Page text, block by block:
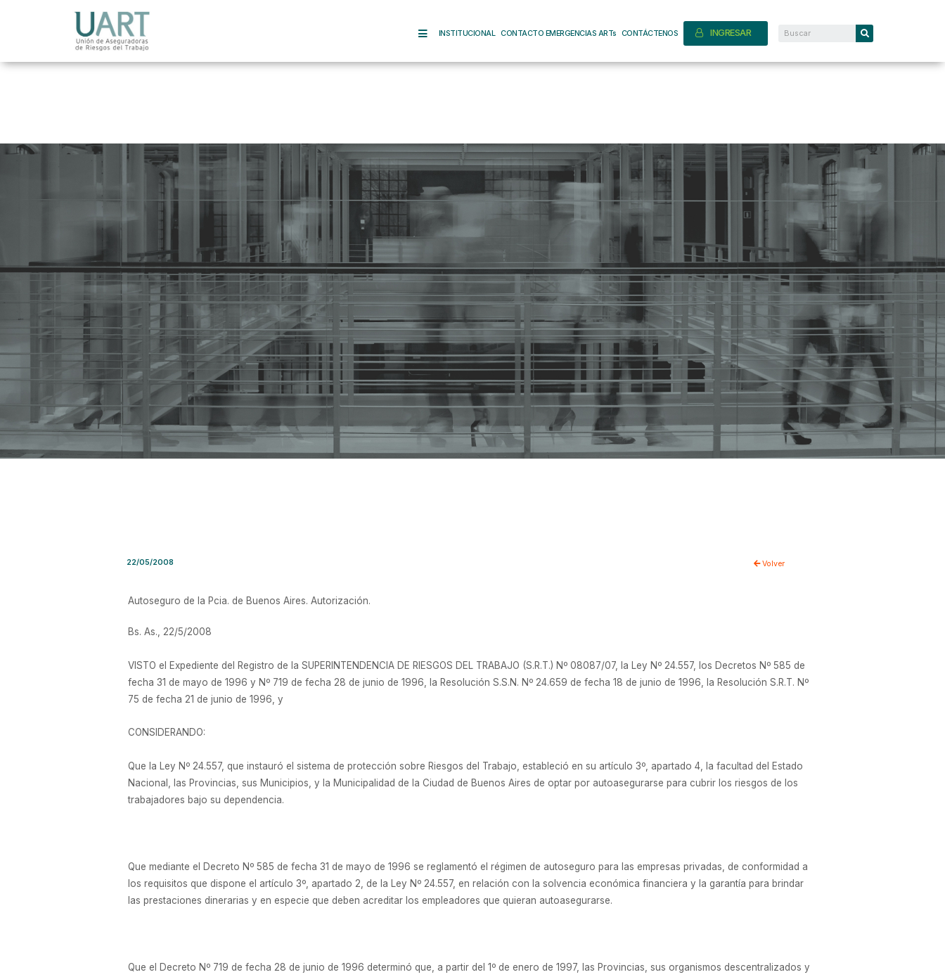
INSTITUCIONAL CONTACTO EMERGENCIAS ARTs CONTÁCTENOS INGRESAR
22/05/2008 Volver
Autoseguro de la Pcia. de Buenos Aires. Autorización.
Bs. As., 22/5/2008
VISTO el Expediente del Registro de la SUPERINTENDENCIA DE RIESGOS DEL TRABAJO (S.R.T.) Nº 08087/07, la Ley Nº 24.557, los Decretos Nº 585 de
fecha 31 de mayo de 1996 y Nº 719 de fecha 28 de junio de 1996, la Resolución S.S.N. Nº 24.659 de fecha 18 de junio de 1996, la Resolución S.R.T. Nº
75 de fecha 21 de junio de 1996, y
CONSIDERANDO:
Que la Ley Nº 24.557, que instauró el sistema de protección sobre Riesgos del Trabajo, estableció en su artículo 3º, apartado 4, la facultad del Estado
Nacional, las Provincias, sus Municipios, y la Municipalidad de la Ciudad de Buenos Aires de optar por autoasegurarse para cubrir los riesgos de los
trabajadores bajo su dependencia.
Que mediante el Decreto Nº 585 de fecha 31 de mayo de 1996 se reglamentó el régimen de autoseguro para las empresas privadas, de conformidad a
los requisitos que dispone el artículo 3º, apartado 2, de la Ley Nº 24.557, en relación con la solvencia económica financiera y la garantía para brindar
las prestaciones dinerarias y en especie que deben acreditar los empleadores que quieran autoasegurarse.
Que el Decreto Nº 719 de fecha 28 de junio de 1996 determinó que, a partir del 1º de enero de 1997, las Provincias, sus organismos descentralizados y